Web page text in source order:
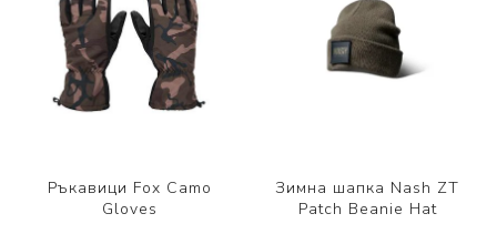
Ръкавици Fox Camo
Gloves
Зимна шапка Nash ZT
Patch Beanie Hat